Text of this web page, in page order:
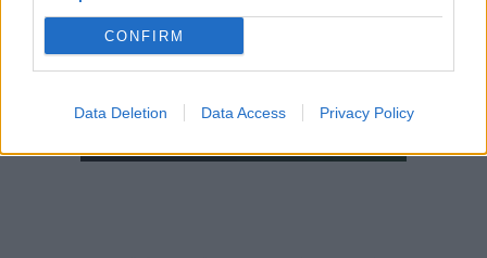
CONFIRM
Data Deletion Data Access Privacy Policy